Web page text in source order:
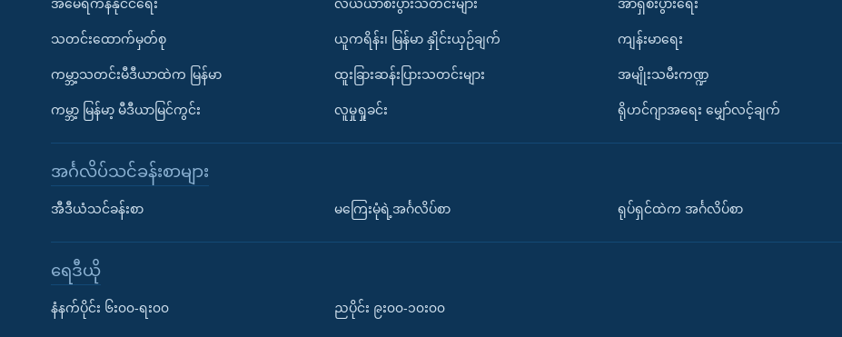
အမေရိကန်နိုင်ငံရေး
သတင်းထောက်မှတ်စု
ကမ္ဘာ့သတင်းမီဒီယာထဲက မြန်မာ
ကမ္ဘာ့ မြန်မာ့ မီဒီယာမြင်ကွင်း
လယ်ယာစီးပွားသတင်းများ
ယူကရိန်း၊ မြန်မာ နှိုင်းယှဉ်ချက်
ထူးခြားဆန်းပြားသတင်းများ
လူမှုရှုခင်း
အာရှစီးပွားရေး
ကျန်းမာရေး
အမျိုးသမီးကဏ္ဍ
ရိုဟင်ဂျာအရေး မျှော်လင့်ချက်
အင်္ဂလိပ်သင်ခန်းစာများ
အီဒီယံသင်ခန်းစာ မကြေးမုံရဲ့အင်္ဂလိပ်စာ ရုပ်ရှင်ထဲက အင်္ဂလိပ်စာ
ရေဒီယို
နံနက်ပိုင်း ၆း၀၀-ရး၀၀ ညပိုင်း ၉း၀၀-၁၀း၀၀